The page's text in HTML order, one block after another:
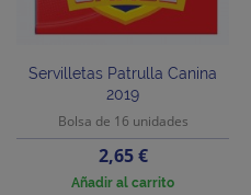
Servilletas Patrulla Canina
2019
Bolsa de 16 unidades
Precio
2,65 €
Añadir al carrito